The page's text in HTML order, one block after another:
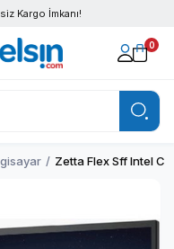
Kargo İmkanı!
0